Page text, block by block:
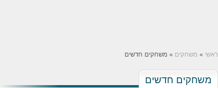
ראשי » משחקים » משחקים חדשים
משחקים חדשים